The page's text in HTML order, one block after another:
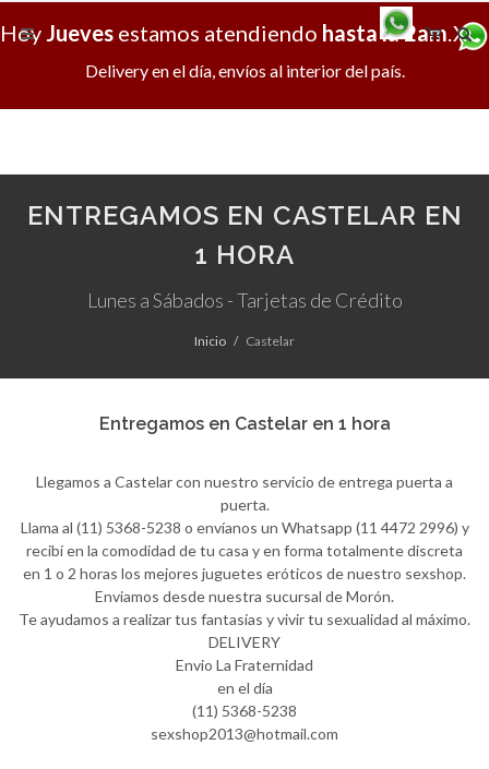
X
Hoy Jueves estamos atendiendo hasta la 2am.
Delivery en el día, envíos al interior del país.
ENTREGAMOS EN CASTELAR EN
1 HORA
Lunes a Sábados - Tarjetas de Crédito
Inicio Castelar
Entregamos en Castelar en 1 hora
Llegamos a Castelar con nuestro servicio de entrega puerta a
puerta.
Llama al (11) 5368-5238 o envíanos un Whatsapp (11 4472 2996) y
recibí en la comodidad de tu casa y en forma totalmente discreta
en 1 o 2 horas los mejores juguetes eróticos de nuestro sexshop.
Enviamos desde nuestra sucursal de Morón.
Te ayudamos a realizar tus fantasías y vivir tu sexualidad al máximo.
DELIVERY
Envio La Fraternidad
en el día
(11) 5368-5238
sexshop2013@hotmail.com